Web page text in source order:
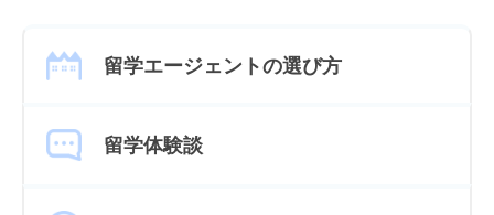
留学エージェントの選び方
留学体験談